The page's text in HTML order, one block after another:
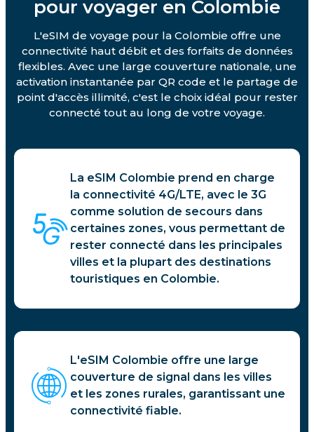
pour voyager en Colombie
L'eSIM de voyage pour la Colombie offre une
connectivité haut débit et des forfaits de données
flexibles. Avec une large couverture nationale, une
activation instantanée par QR code et le partage de
point d'accès illimité, c'est le choix idéal pour rester
connecté tout au long de votre voyage.
La eSIM Colombie prend en charge
la connectivité 4G/LTE, avec le 3G
comme solution de secours dans
certaines zones, vous permettant de
rester connecté dans les principales
villes et la plupart des destinations
touristiques en Colombie.
L'eSIM Colombie offre une large
couverture de signal dans les villes
et les zones rurales, garantissant une
connectivité fiable.